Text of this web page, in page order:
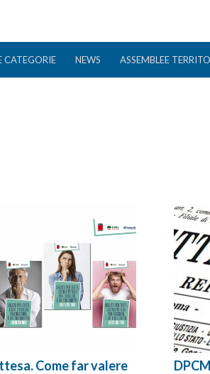
CATEGORIE NEWS ASSEMBLEE
Come far valere